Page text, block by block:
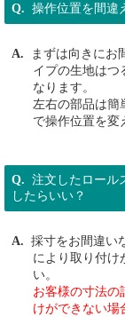
操作位置を間違
まずは向きにお
イプの生地はつ
なります。
左右の部品は簡
で操作位置を変
注文したロール
したらいい？
採寸をお間違い
により取り付け
い。
お客様の寸法の
けができない場